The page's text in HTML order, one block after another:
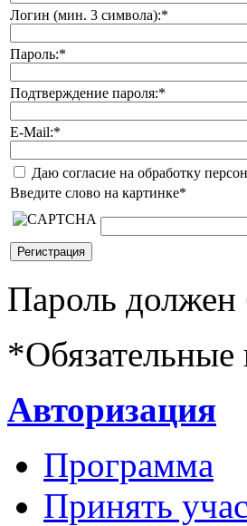
Логин (мин. 3 символа):*
Пароль:*
Подтверждение пароля:*
E-Mail:*
Даю согласие на обработку
Введите слово на картинке*
Пароль должен
*Обязательные
Авторизация
Программа
Принять